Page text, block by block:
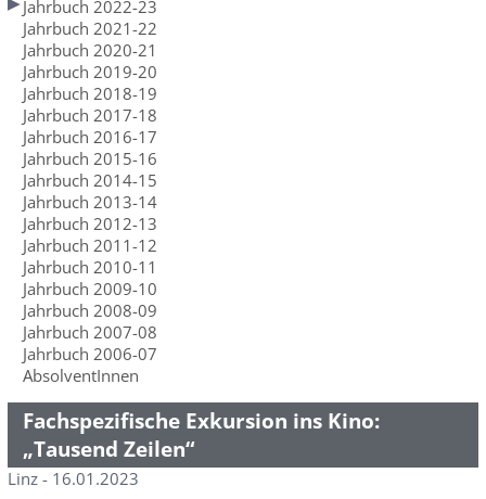
Jahrbuch 2022-23
Jahrbuch 2021-22
Jahrbuch 2020-21
Jahrbuch 2019-20
Jahrbuch 2018-19
Jahrbuch 2017-18
Jahrbuch 2016-17
Jahrbuch 2015-16
Jahrbuch 2014-15
Jahrbuch 2013-14
Jahrbuch 2012-13
Jahrbuch 2011-12
Jahrbuch 2010-11
Jahrbuch 2009-10
Jahrbuch 2008-09
Jahrbuch 2007-08
Jahrbuch 2006-07
AbsolventInnen
Fachspezifische Exkursion ins Kino:
„Tausend Zeilen“
Linz - 16.01.2023